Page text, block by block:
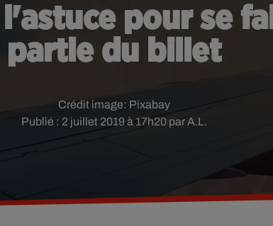
pour se
partie du billet
Publié : 2 juillet 2019 à 17h20 par A.L.
Crédit image: Pixabay